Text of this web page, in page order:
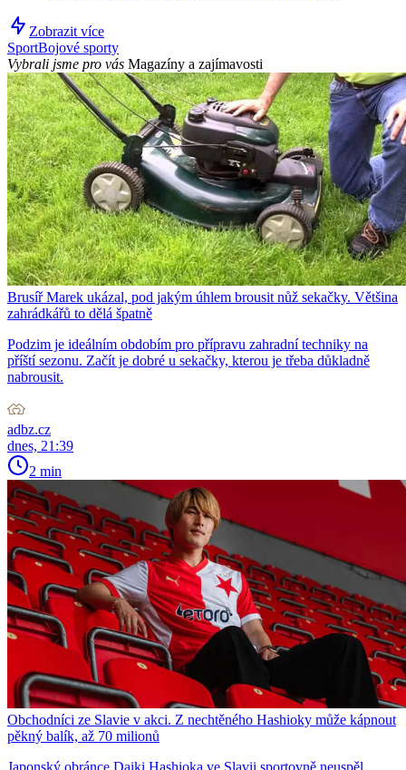
Zobrazit více
SportBojové sporty
Vybrali jsme pro vás Magazíny a zajímavosti
Brusíř Marek ukázal, pod jakým úhlem brousit nůž sekačky. Většina
zahrádkářů to dělá špatně
Podzim je ideálním obdobím pro přípravu zahradní techniky na
příští sezonu. Začít je dobré u sekačky, kterou je třeba důkladně
nabrousit.
adbz.cz
dnes, 21:39
2 min
Obchodníci ze Slavie v akci. Z nechtěného Hashioky může kápnout
pěkný balík, až 70 milionů
Japonský obránce Daiki Hashioka ve Slavii sportovně neuspěl,